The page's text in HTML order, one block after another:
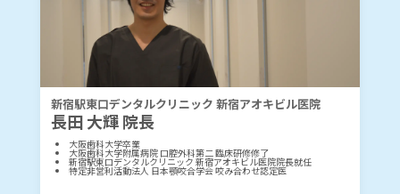
新宿駅東口デンタルクリニック 新宿アオキビル医院
長田 大輝 院長
大阪歯科大学卒業
大阪歯科大学附属病院 口腔外科第二 臨床研修修了
新宿駅東口デンタルクリニック 新宿アオキビル医院院長就任
特定非営利活動法人 日本顎咬合学会 咬み合わせ認定医